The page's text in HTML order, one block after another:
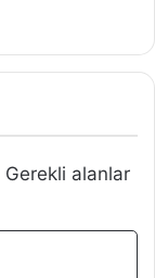
Gerekli alanlar